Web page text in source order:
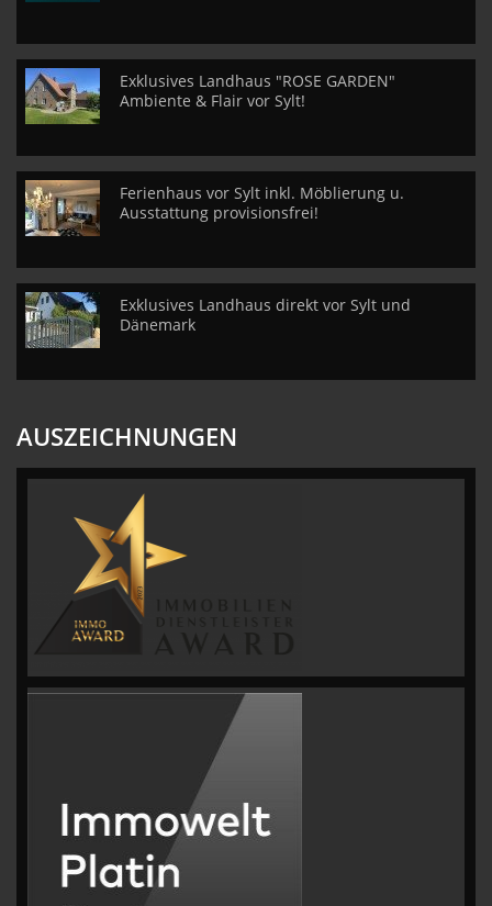
Exklusives Landhaus "ROSE GARDEN"
Ambiente & Flair vor Sylt!
Ferienhaus vor Sylt inkl. Möblierung u.
Ausstattung provisionsfrei!
Exklusives Landhaus direkt vor Sylt und
Dänemark
AUSZEICHNUNGEN